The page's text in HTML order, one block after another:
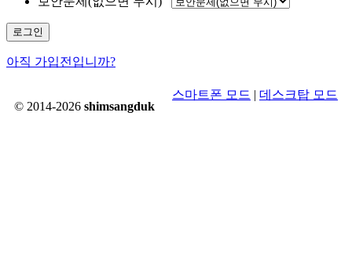
로그인
아직 가입전입니까?
© 2014-2026 shimsangduk
스마트폰 모드 | 데스크탑 모드